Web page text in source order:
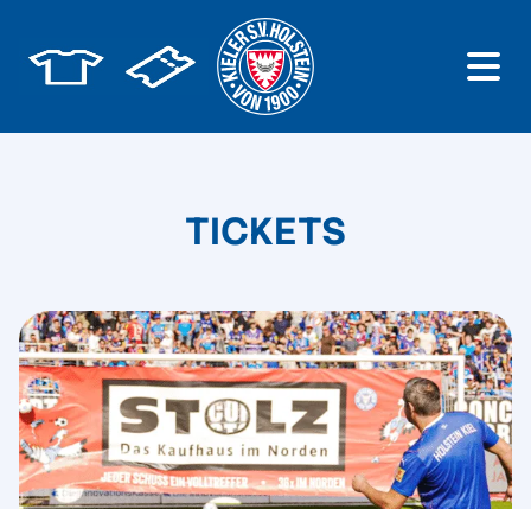
TICKETS